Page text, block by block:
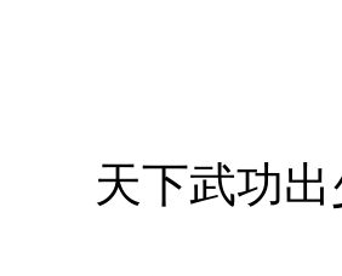
天下武功出